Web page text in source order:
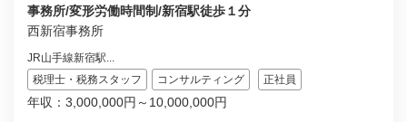
事務所/変形労働時間制/新宿駅徒歩１分
西新宿事務所
JR山手線新宿駅...
税理士・税務スタッフ
コンサルティング 正社員
年収：3,000,000円～10,000,000円